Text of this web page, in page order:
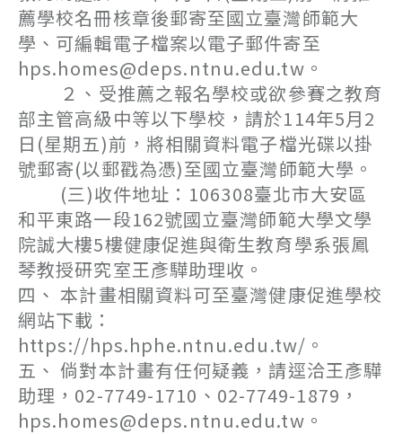
薦學校名冊核章後郵寄至國立臺灣師範大
學、可編輯電子檔案以電子郵件寄至
hps.homes@deps.ntnu.edu.tw。
２、受推薦之報名學校或欲參賽之教育
部主管高級中等以下學校，請於114年5月2
日(星期五)前，將相關資料電子檔光碟以掛
號郵寄(以郵戳為憑)至國立臺灣師範大學。
(三)收件地址：106308臺北市大安區
和平東路一段162號國立臺灣師範大學文學
院誠大樓5樓健康促進與衛生教育學系張鳳
琴教授研究室王彥驊助理收。
四、 本計畫相關資料可至臺灣健康促進學校
網站下載：
https://hps.hphe.ntnu.edu.tw/。
五、 倘對本計畫有任何疑義，請逕洽王彥驊
助理，02-7749-1710、02-7749-1879，
hps.homes@deps.ntnu.edu.tw。